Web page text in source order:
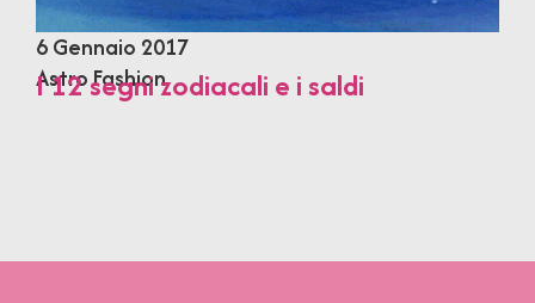
6 Gennaio 2017
Astro Fashion
I 12 segni zodiacali e i saldi